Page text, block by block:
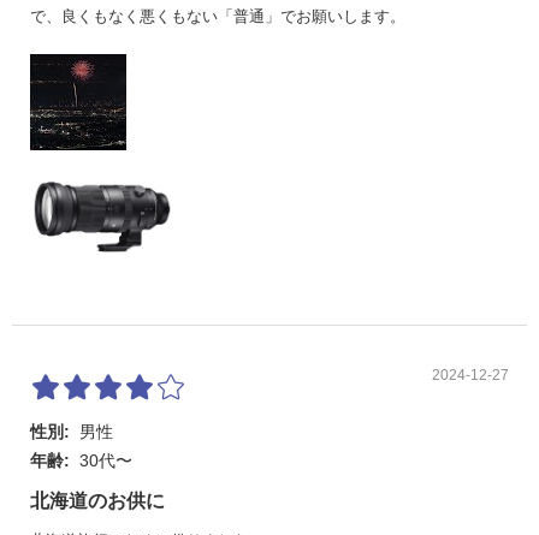
で、良くもなく悪くもない「普通」でお願いします。
2024-12-27
性別:
男性
年齢: 30代〜
北海道のお供に